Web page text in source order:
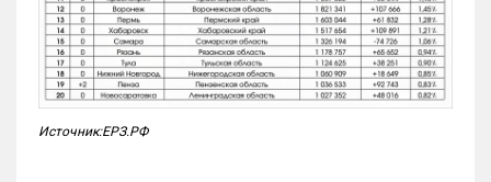
Источник:ЕРЗ.РФ